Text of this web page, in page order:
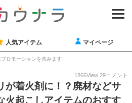
人気アイテム マイページ
ロモーションを含みます
1866View 29コメント
が着火剤に！？廃材などサ
火起こしアイテムのおすす